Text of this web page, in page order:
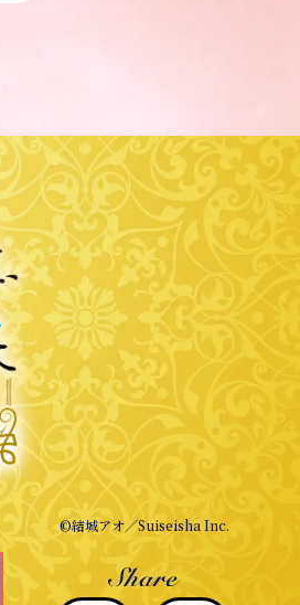
©結城アオ／Suiseisha Inc.